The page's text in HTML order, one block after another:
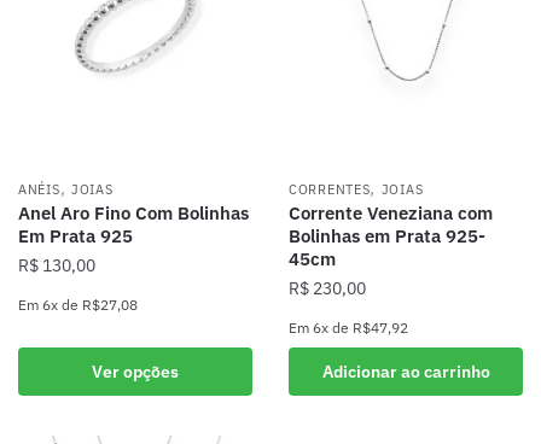
ANÉIS, JOIAS
Anel Aro Fino Com Bolinhas
Em Prata 925
R$ 130,00
Em 6x de R$27,08
Ver opções
tem
CORRENTES, JOIAS
Corrente Veneziana com
Bolinhas em Prata 925-
45cm
R$ 230,00
Em 6x de R$47,92
Adicionar ao carrinho